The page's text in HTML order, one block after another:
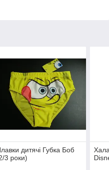
дитячі Губка Боб
3 роки)